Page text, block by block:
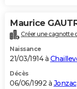
Maurice
Créer une cagnotte
Naissance
21/03/1914 à
Décès
06/06/1992 à Jonzac